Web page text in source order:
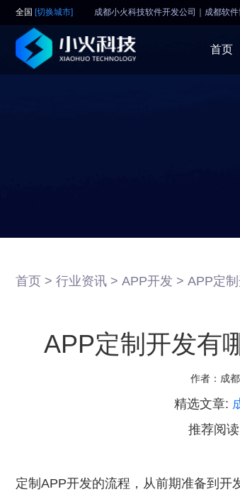
全国 [切换城市] 成都小火科技软件开发公司｜成都软
首页
首页 > 行业资讯 > APP开发 > APP定
APP定制开发有
作者： 成
精选文章:
推荐阅读
定制APP开发的流程，从前期准备到开